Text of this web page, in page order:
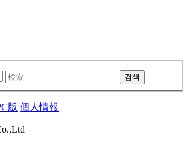
검색
版 個人情報